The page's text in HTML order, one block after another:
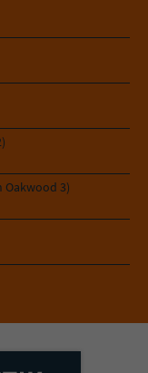
Oakwood 3)